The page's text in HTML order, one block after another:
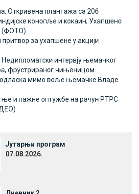
Откривена плантажа са 206
конопље и кокаин; Ухапшено
(ФОТО)
за ухапшене у акцији
Недипломатски интервју њемачког
фрустрираног чињеницом
мимо воље њемачке Владе
и лажне оптужбе на рачун РТРС
Јутарњи програм
07.08.2026.